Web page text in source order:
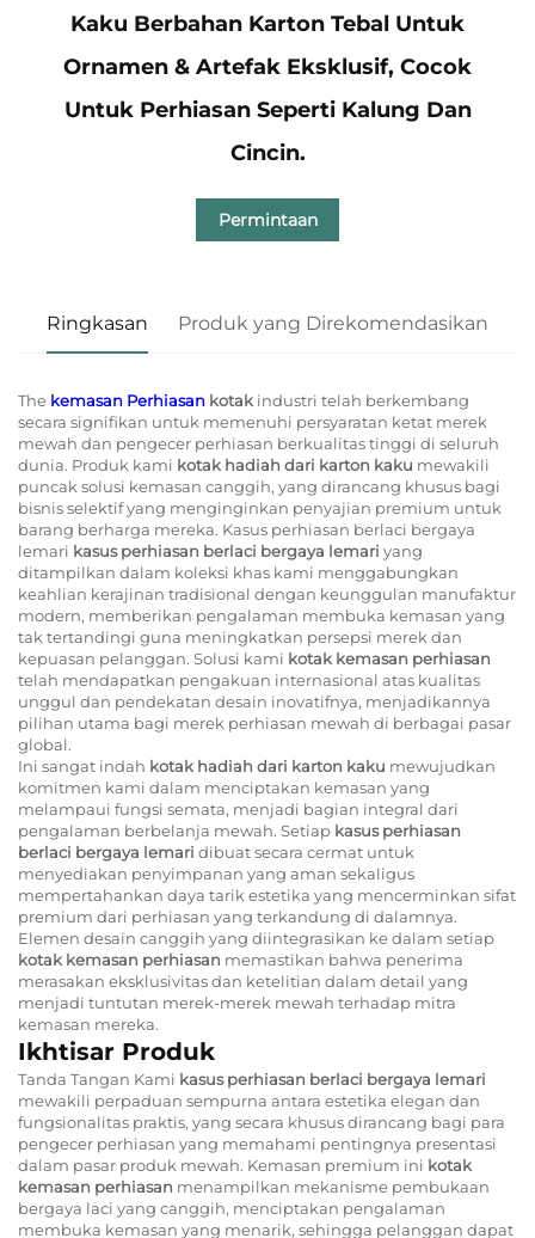
Kaku Berbahan Karton Tebal Untuk
Ornamen & Artefak Eksklusif, Cocok
Untuk Perhiasan Seperti Kalung Dan
Cincin.
Permintaan
Ringkasan Produk yang Direkomendasikan
The kemasan Perhiasan kotak industri telah berkembang
secara signifikan untuk memenuhi persyaratan ketat merek
mewah dan pengecer perhiasan berkualitas tinggi di seluruh
dunia. Produk kami kotak hadiah dari karton kaku mewakili
puncak solusi kemasan canggih, yang dirancang khusus bagi
bisnis selektif yang menginginkan penyajian premium untuk
barang berharga mereka. Kasus perhiasan berlaci bergaya
lemari kasus perhiasan berlaci bergaya lemari yang
ditampilkan dalam koleksi khas kami menggabungkan
keahlian kerajinan tradisional dengan keunggulan manufaktur
modern, memberikan pengalaman membuka kemasan yang
tak tertandingi guna meningkatkan persepsi merek dan
kepuasan pelanggan. Solusi kami kotak kemasan perhiasan
telah mendapatkan pengakuan internasional atas kualitas
unggul dan pendekatan desain inovatifnya, menjadikannya
pilihan utama bagi merek perhiasan mewah di berbagai pasar
global.
Ini sangat indah kotak hadiah dari karton kaku mewujudkan
komitmen kami dalam menciptakan kemasan yang
melampaui fungsi semata, menjadi bagian integral dari
pengalaman berbelanja mewah. Setiap kasus perhiasan
berlaci bergaya lemari dibuat secara cermat untuk
menyediakan penyimpanan yang aman sekaligus
mempertahankan daya tarik estetika yang mencerminkan sifat
premium dari perhiasan yang terkandung di dalamnya.
Elemen desain canggih yang diintegrasikan ke dalam setiap
kotak kemasan perhiasan memastikan bahwa penerima
merasakan eksklusivitas dan ketelitian dalam detail yang
menjadi tuntutan merek-merek mewah terhadap mitra
kemasan mereka.
Ikhtisar Produk
Tanda Tangan Kami kasus perhiasan berlaci bergaya lemari
mewakili perpaduan sempurna antara estetika elegan dan
fungsionalitas praktis, yang secara khusus dirancang bagi para
pengecer perhiasan yang memahami pentingnya presentasi
dalam pasar produk mewah. Kemasan premium ini kotak
kemasan perhiasan menampilkan mekanisme pembukaan
bergaya laci yang canggih, menciptakan pengalaman
membuka kemasan yang menarik, sehingga pelanggan dapat